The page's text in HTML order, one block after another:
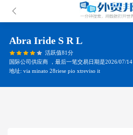
Abra Iride S R L
活跃值81分
国际公司供应商 ，最后一笔交易日期是2026/07/14
地址: via minato 28riese pio xtreviso it